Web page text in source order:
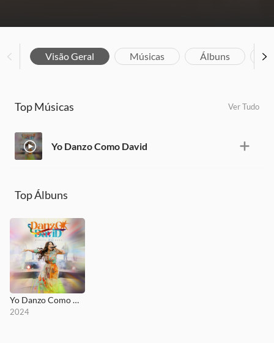
Visão Geral Músicas Álbuns
Top Músicas Ver Tudo
Yo Danzo Como David
Top Álbuns
Yo Danzo Como David
2024